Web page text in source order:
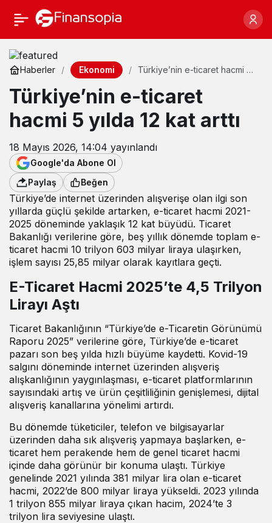
Haberler Ekonomi
Türkiye’nin e-ticaret hacmi 5
Türkiye’nin e-ticaret
hacmi 5 yılda 12 kat arttı
18 Mayıs 2026, 14:04 yayınlandı
Google'da Abone Ol
Paylaş
Beğen
Türkiye’de internet üzerinden alışverişe olan ilgi son
yıllarda güçlü şekilde artarken, e-ticaret hacmi 2021-
2025 döneminde yaklaşık 12 kat büyüdü. Ticaret
Bakanlığı verilerine göre, beş yıllık dönemde toplam e-
ticaret hacmi 10 trilyon 603 milyar liraya ulaşırken,
işlem sayısı 25,85 milyar olarak kayıtlara geçti.
E-Ticaret Hacmi 2025’te 4,5 Trilyon
Lirayı Aştı
Ticaret Bakanlığının “Türkiye’de e-Ticaretin Görünümü
Raporu 2025” verilerine göre, Türkiye’de e-ticaret
pazarı son beş yılda hızlı büyüme kaydetti. Kovid-19
salgını döneminde internet üzerinden alışveriş
alışkanlığının yaygınlaşması, e-ticaret platformlarının
sayısındaki artış ve ürün çeşitliliğinin genişlemesi, dijital
alışveriş kanallarına yönelimi artırdı.
Bu dönemde tüketiciler, telefon ve bilgisayarlar
üzerinden daha sık alışveriş yapmaya başlarken, e-
ticaret hem perakende hem de genel ticaret hacmi
içinde daha görünür bir konuma ulaştı. Türkiye
genelinde 2021 yılında 381 milyar lira olan e-ticaret
hacmi, 2022’de 800 milyar liraya yükseldi. 2023 yılında
1 trilyon 855 milyar liraya çıkan hacim, 2024’te 3
trilyon lira seviyesine ulaştı.